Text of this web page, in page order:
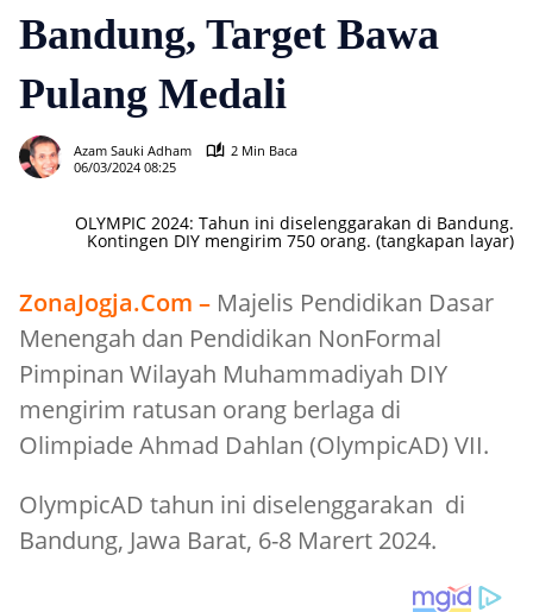
Bandung, Target Bawa
Pulang Medali
Azam Sauki Adham
2 Min Baca
06/03/2024 08:25
OLYMPIC 2024: Tahun ini diselenggarakan di Bandung.
Kontingen DIY mengirim 750 orang. (tangkapan layar)
ZonaJogja.Com – Majelis Pendidikan Dasar
Menengah dan Pendidikan NonFormal
Pimpinan Wilayah Muhammadiyah DIY
mengirim ratusan orang berlaga di
Olimpiade Ahmad Dahlan (OlympicAD) VII.
OlympicAD tahun ini diselenggarakan di
Bandung, Jawa Barat, 6-8 Marert 2024.